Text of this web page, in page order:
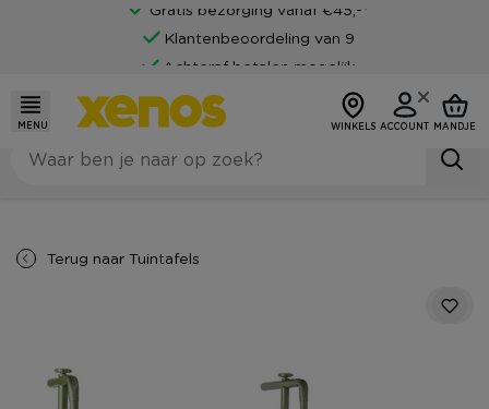
Gratis bezorging vanaf €45,-*
Klantenbeoordeling van 9
Achteraf betalen mogelijk
MENU WINKELS ACCOUNT MANDJE
Terug naar Tuintafels